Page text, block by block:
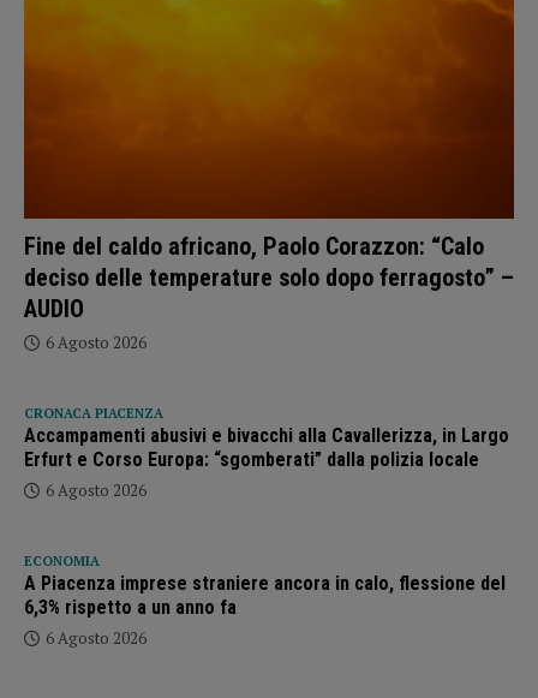
Fine del caldo africano, Paolo Corazzon: “Calo
deciso delle temperature solo dopo ferragosto” –
AUDIO
6 Agosto 2026
CRONACA PIACENZA
Accampamenti abusivi e bivacchi alla Cavallerizza, in Largo
Erfurt e Corso Europa: “sgomberati” dalla polizia locale
6 Agosto 2026
ECONOMIA
A Piacenza imprese straniere ancora in calo, flessione del
6,3% rispetto a un anno fa
6 Agosto 2026